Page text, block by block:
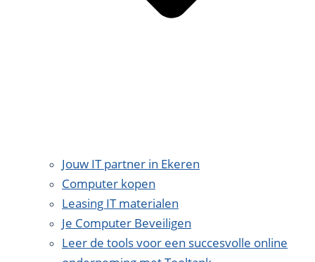
Jouw IT partner in Ekeren
Computer kopen
Leasing IT materialen
Je Computer Beveiligen
Leer de tools voor een succesvolle online